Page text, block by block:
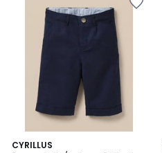
CYRILLUS